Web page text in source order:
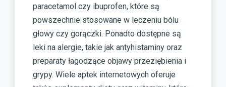
paracetamol czy ibuprofen, które są
powszechnie stosowane w leczeniu bólu
głowy czy gorączki. Ponadto dostępne są
leki na alergie, takie jak antyhistaminy oraz
preparaty łagodzące objawy przeziębienia i
grypy. Wiele aptek internetowych oferuje